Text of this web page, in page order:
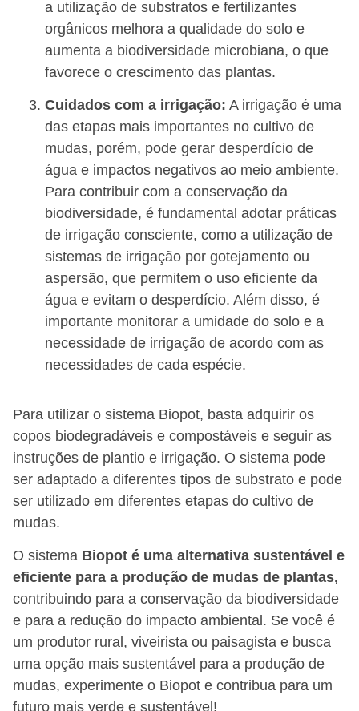
a utilização de substratos e fertilizantes
orgânicos melhora a qualidade do solo e
aumenta a biodiversidade microbiana, o que
favorece o crescimento das plantas.
Cuidados com a irrigação: A irrigação é uma
das etapas mais importantes no cultivo de
mudas, porém, pode gerar desperdício de
água e impactos negativos ao meio ambiente.
Para contribuir com a conservação da
biodiversidade, é fundamental adotar práticas
de irrigação consciente, como a utilização de
sistemas de irrigação por gotejamento ou
aspersão, que permitem o uso eficiente da
água e evitam o desperdício. Além disso, é
importante monitorar a umidade do solo e a
necessidade de irrigação de acordo com as
necessidades de cada espécie.
Para utilizar o sistema Biopot, basta adquirir os
copos biodegradáveis e compostáveis e seguir as
instruções de plantio e irrigação. O sistema pode
ser adaptado a diferentes tipos de substrato e pode
ser utilizado em diferentes etapas do cultivo de
mudas.
O sistema Biopot é uma alternativa sustentável e
eficiente para a produção de mudas de plantas,
contribuindo para a conservação da biodiversidade
e para a redução do impacto ambiental. Se você é
um produtor rural, viveirista ou paisagista e busca
uma opção mais sustentável para a produção de
mudas, experimente o Biopot e contribua para um
futuro mais verde e sustentável!